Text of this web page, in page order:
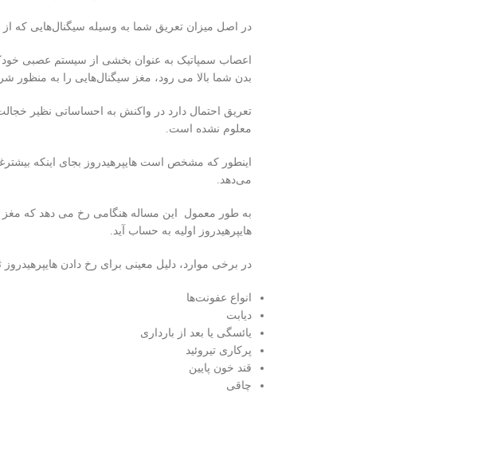
در اصل میزان تعریق شما به وسیله سیگنال‌هایی
اعصاب سمپاتیک به عنوان بخشی از سیستم عصبی
بدن شما بالا می رود، مغز سیگنال‌هایی را به
تعریق احتمال دارد در واکنش به احساساتی نظیر
معلوم نشده است.
اینطور که مشخص است هایپرهیدروز بجای اینکه
می‌دهد.
به طور معمول این مساله هنگامی رخ می دهد که
هایپرهیدروز اولیه به حساب آید.
در برخی موارد، دلیل معینی برای رخ دادن هایپرهیدروز
انواع عفونت‌ها
دیابت
یائسگی یا بعد از بارداری
پرکاری تیروئید
قند خون پایین
چاقی